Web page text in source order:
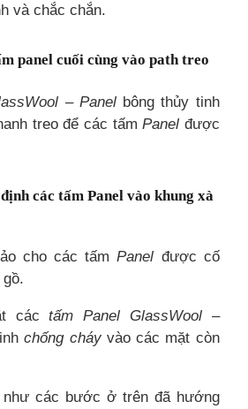
và chắc chắn.
panel cuối cùng vào path treo
– Panelbông thủy tinh
treo để các tấmPanel được
các tấm Panel vào khung xà
cho các tấmPanel được cố
cáctấm Panel GlassWool –
chống cháy vào các mặt còn
các bước ở trên đã hướng